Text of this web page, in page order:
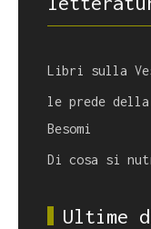
Libri sulla
le prede
Besomi
Di cosa si
Ultime